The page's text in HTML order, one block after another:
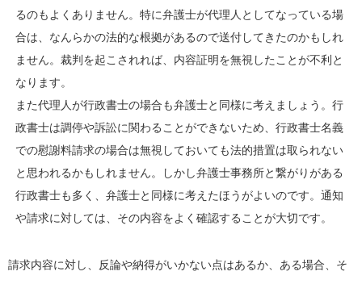
るのもよくありません。特に弁護士が代理人としてなっている場
合は、なんらかの法的な根拠があるので送付してきたのかもしれ
ません。裁判を起こされれば、内容証明を無視したことが不利と
なります。
また代理人が行政書士の場合も弁護士と同様に考えましょう。行
政書士は調停や訴訟に関わることができないため、行政書士名義
での慰謝料請求の場合は無視しておいても法的措置は取られない
と思われるかもしれません。しかし弁護士事務所と繋がりがある
行政書士も多く、弁護士と同様に考えたほうがよいのです。通知
や請求に対しては、その内容をよく確認することが大切です。
請求内容に対し、反論や納得がいかない点はあるか、ある場合、そ